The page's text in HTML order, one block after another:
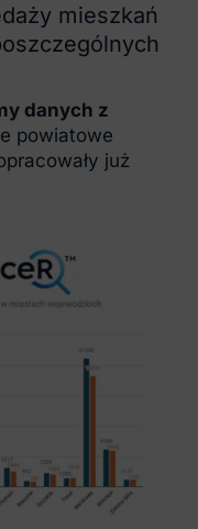
mieszkań
danych z
powiatowe
już